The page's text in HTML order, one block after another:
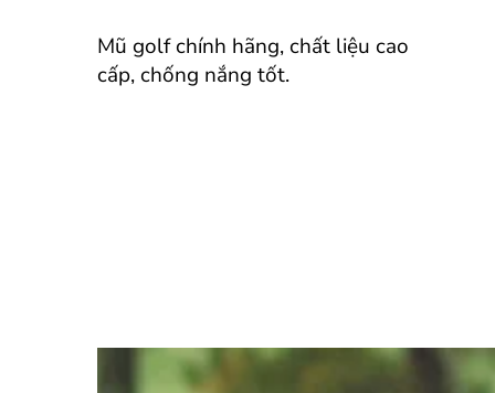
Mũ golf chính hãng, chất liệu cao
cấp, chống nắng tốt.